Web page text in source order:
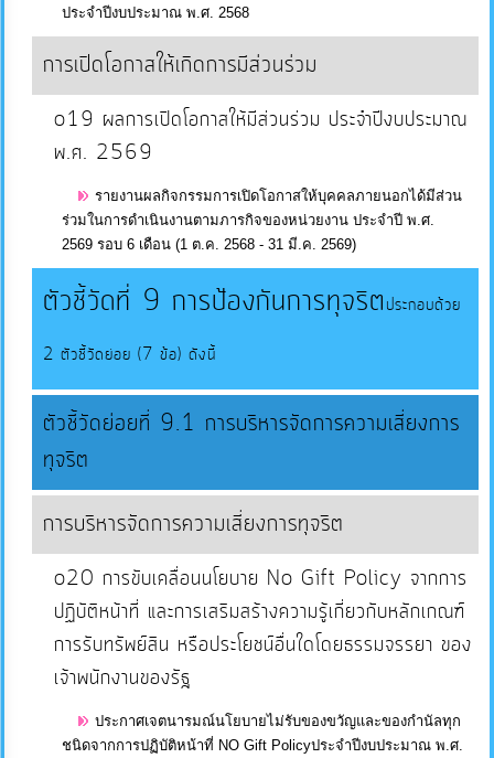
ประจำปีงบประมาณ พ.ศ. 2568
การเปิดโอกาสให้เกิดการมีส่วนร่วม
o19 ผลการเปิดโอกาสให้มีส่วนร่วม ประจำปีงบประมาณ
พ.ศ. 2569
รายงานผลกิจกรรมการเปิดโอกาสให้บุคคลภายนอกได้มีส่วน
ร่วมในการดำเนินงานตามภารกิจของหน่วยงาน ประจำปี พ.ศ.
2569 รอบ 6 เดือน (1 ต.ค. 2568 - 31 มี.ค. 2569)
ตัวชี้วัดที่ 9 การป้องกันการทุจริตประกอบด้วย
2 ตัวชี้วัดย่อย (7 ข้อ) ดังนี้
ตัวชี้วัดย่อยที่ 9.1 การบริหารจัดการความเสี่ยงการ
ทุจริต
การบริหารจัดการความเสี่ยงการทุจริต
o20 การขับเคลื่อนนโยบาย No Gift Policy จากการ
ปฏิบัติหน้าที่ และการเสริมสร้างความรู้เกี่ยวกับหลักเกณฑ์
การรับทรัพย์สิน หรือประโยชน์อื่นใดโดยธรรมจรรยา ของ
เจ้าพนักงานของรัฐ
ประกาศเจตนารมณ์นโยบายไม่รับของขวัญและของกำนัลทุก
ชนิดจากการปฏิบัติหน้าที่ NO Gift Policyประจำปีงบประมาณ พ.ศ.